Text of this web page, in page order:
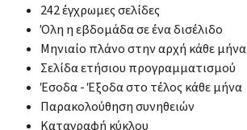
242 έγχρωμες σελίδες
Όλη η εβδομάδα σε ένα δισέλιδο
Μηνιαίο πλάνο στην αρχή κάθε μήνα
Σελίδα ετήσιου προγραμματισμού
Έσοδα - Έξοδα στο τέλος κάθε μήνα
Παρακολούθηση συνηθειών
Καταγραφή κύκλου